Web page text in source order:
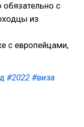
с
из
с европейцами,
#2022 #виза